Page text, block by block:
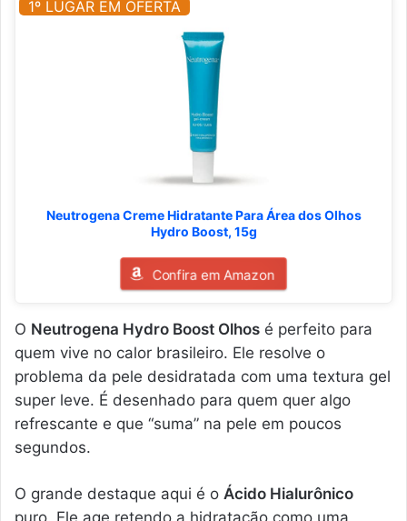
1º LUGAR EM OFERTA
Neutrogena Creme Hidratante Para Área dos Olhos
Hydro Boost, 15g
Confira em Amazon
O Neutrogena Hydro Boost Olhos é perfeito para
quem vive no calor brasileiro. Ele resolve o
problema da pele desidratada com uma textura gel
super leve. É desenhado para quem quer algo
refrescante e que “suma” na pele em poucos
segundos.
O grande destaque aqui é o Ácido Hialurônico
puro. Ele age retendo a hidratação como uma